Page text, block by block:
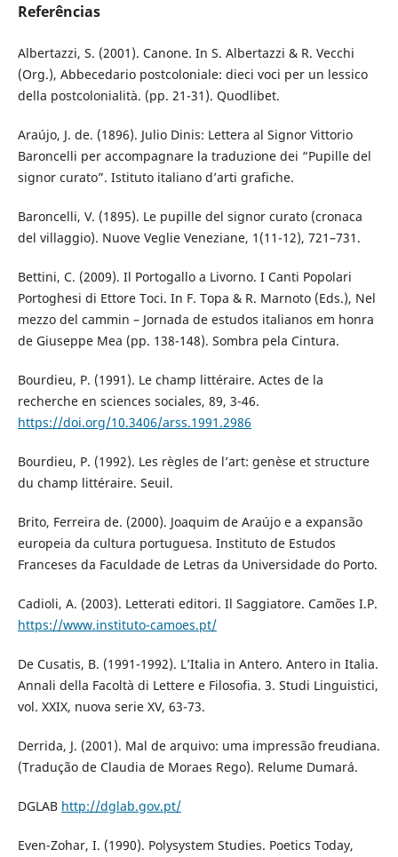
Referências
Albertazzi, S. (2001). Canone. In S. Albertazzi & R. Vecchi
(Org.), Abbecedario postcoloniale: dieci voci per un lessico
della postcolonialità. (pp. 21-31). Quodlibet.
Araújo, J. de. (1896). Julio Dinis: Lettera al Signor Vittorio
Baroncelli per accompagnare la traduzione dei “Pupille del
signor curato”. Istituto italiano d’arti grafiche.
Baroncelli, V. (1895). Le pupille del signor curato (cronaca
del villaggio). Nuove Veglie Veneziane, 1(11-12), 721–731.
Bettini, C. (2009). Il Portogallo a Livorno. I Canti Popolari
Portoghesi di Ettore Toci. In F. Topa & R. Marnoto (Eds.), Nel
mezzo del cammin – Jornada de estudos italianos em honra
de Giuseppe Mea (pp. 138-148). Sombra pela Cintura.
Bourdieu, P. (1991). Le champ littéraire. Actes de la
recherche en sciences sociales, 89, 3-46.
https://doi.org/10.3406/arss.1991.2986
Bourdieu, P. (1992). Les règles de l’art: genèse et structure
du champ littéraire. Seuil.
Brito, Ferreira de. (2000). Joaquim de Araújo e a expansão
europeia da cultura portuguesa. Instituto de Estudos
Franceses da Faculdade de Letras da Universidade do Porto.
Cadioli, A. (2003). Letterati editori. Il Saggiatore. Camões I.P.
https://www.instituto-camoes.pt/
De Cusatis, B. (1991-1992). L’Italia in Antero. Antero in Italia.
Annali della Facoltà di Lettere e Filosofia. 3. Studi Linguistici,
vol. XXIX, nuova serie XV, 63-73.
Derrida, J. (2001). Mal de arquivo: uma impressão freudiana.
(Tradução de Claudia de Moraes Rego). Relume Dumará.
DGLAB http://dglab.gov.pt/
Even-Zohar, I. (1990). Polysystem Studies. Poetics Today,